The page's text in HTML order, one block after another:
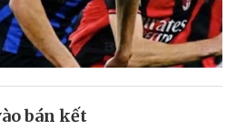
bán kết